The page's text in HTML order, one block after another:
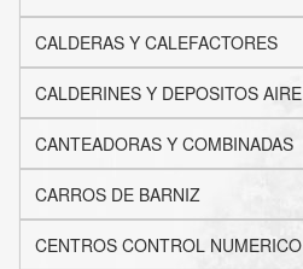
CALDERAS Y CALEFACTORES
CALDERINES Y DEPOSITOS AIRE
CANTEADORAS Y COMBINADAS
CARROS DE BARNIZ
CENTROS CONTROL NUMERICO